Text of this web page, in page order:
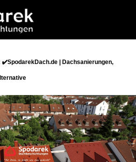
| Dachsanierungen,